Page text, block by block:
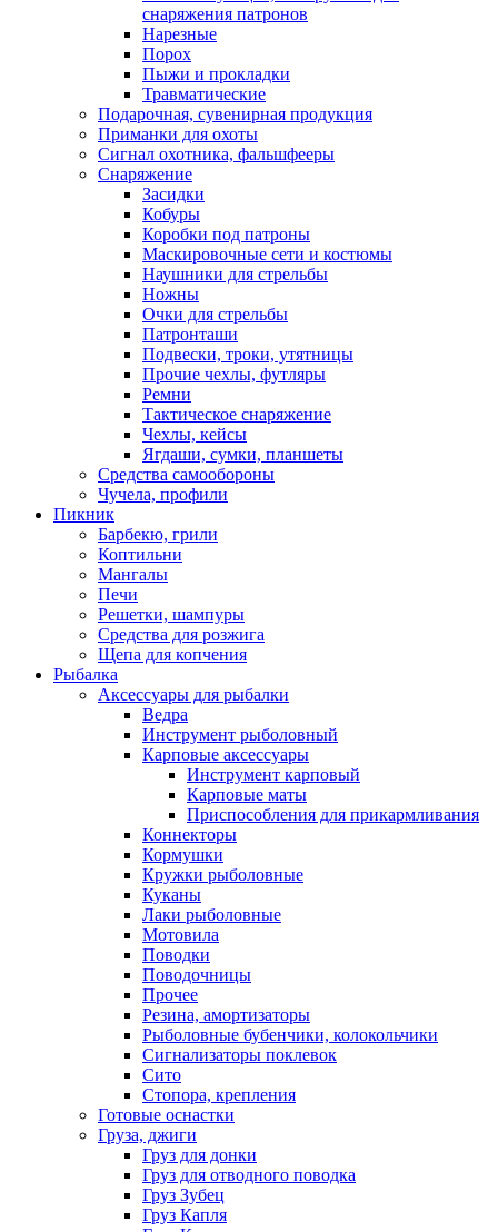
снаряжения патронов
Нарезные
Порох
Пыжи и прокладки
Травматические
Подарочная, сувенирная продукция
Приманки для охоты
Сигнал охотника, фальшфееры
Снаряжение
Засидки
Кобуры
Коробки под патроны
Маскировочные сети и костюмы
Наушники для стрельбы
Ножны
Очки для стрельбы
Патронташи
Подвески, троки, утятницы
Прочие чехлы, футляры
Ремни
Тактическое снаряжение
Чехлы, кейсы
Ягдаши, сумки, планшеты
Средства самообороны
Чучела, профили
Пикник
Барбекю, грили
Коптильни
Мангалы
Печи
Решетки, шампуры
Средства для розжига
Щепа для копчения
Рыбалка
Аксессуары для рыбалки
Ведра
Инструмент рыболовный
Карповые аксессуары
Инструмент карповый
Карповые маты
Приспособления для прикармливания
Коннекторы
Кормушки
Кружки рыболовные
Куканы
Лаки рыболовные
Мотовила
Поводки
Поводочницы
Прочее
Резина, амортизаторы
Рыболовные бубенчики, колокольчики
Сигнализаторы поклевок
Сито
Стопора, крепления
Готовые оснастки
Груза, джиги
Груз для донки
Груз для отводного поводка
Груз Зубец
Груз Капля